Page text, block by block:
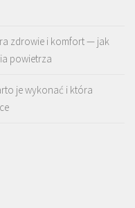
zdrowie i komfort — jak
powietrza
je wykonać i która